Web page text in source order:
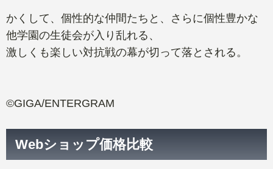
かくして、個性的な仲間たちと、さらに個性豊かな
他学園の生徒会が入り乱れる、
激しくも楽しい対抗戦の幕が切って落とされる。
©GIGA/ENTERGRAM
Webショップ価格比較